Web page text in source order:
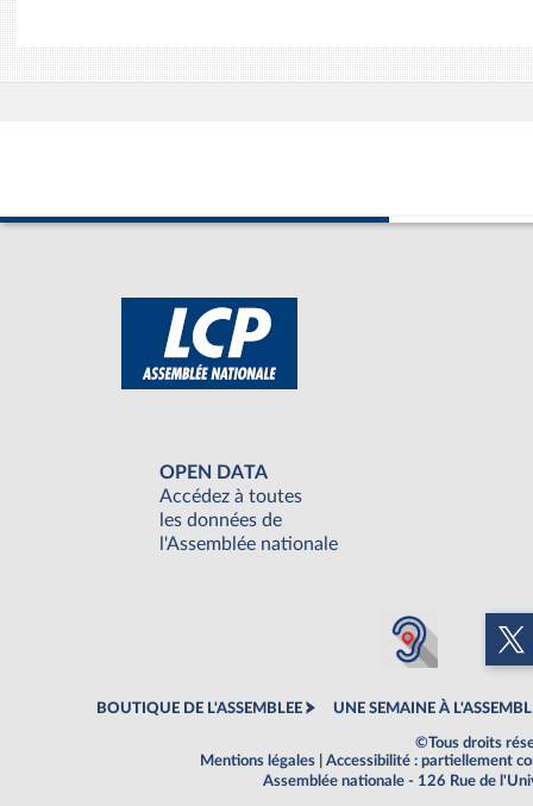
OPEN DATA
Accédez à toutes
les données de
l'Assemblée nationale
BOUTIQUE DE L'ASSEMBLEE UNE SEMAINE À
©Tous droits
Mentions légales
Accessibilité : partiellement
Assemblée nationale - 126 Rue de